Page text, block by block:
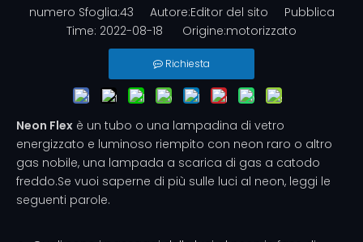
numero Sfoglia:43 Autore:Editor del sito Pubblica
Time: 2022-08-18 Origine:motorizzato
Richiesta
Neon Flex è un tubo o una lampadina di vetro
energizzato e luminoso riempito con neon raro o altro
gas nobile, una lampada a scarica di gas a catodo
freddo.Se vuoi saperne di più sulle luci al neon, leggi le
seguenti parole.